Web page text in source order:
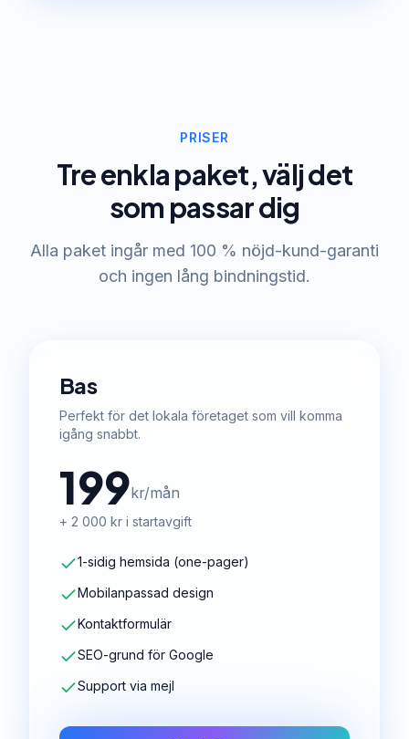
PRISER
Tre enkla paket, välj det
som passar dig
Alla paket ingår med 100 % nöjd-kund-garanti
och ingen lång bindningstid.
Bas
Perfekt för det lokala företaget som vill komma
igång snabbt.
199kr/mån
+ 2 000 kr i startavgift
1-sidig hemsida (one-pager)
Mobilanpassad design
Kontaktformulär
SEO-grund för Google
Support via mejl